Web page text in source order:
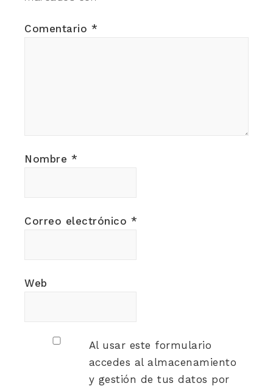
Comentario *
Nombre *
Correo electrónico *
Web
Al usar este formulario
accedes al almacenamiento
y gestión de tus datos por